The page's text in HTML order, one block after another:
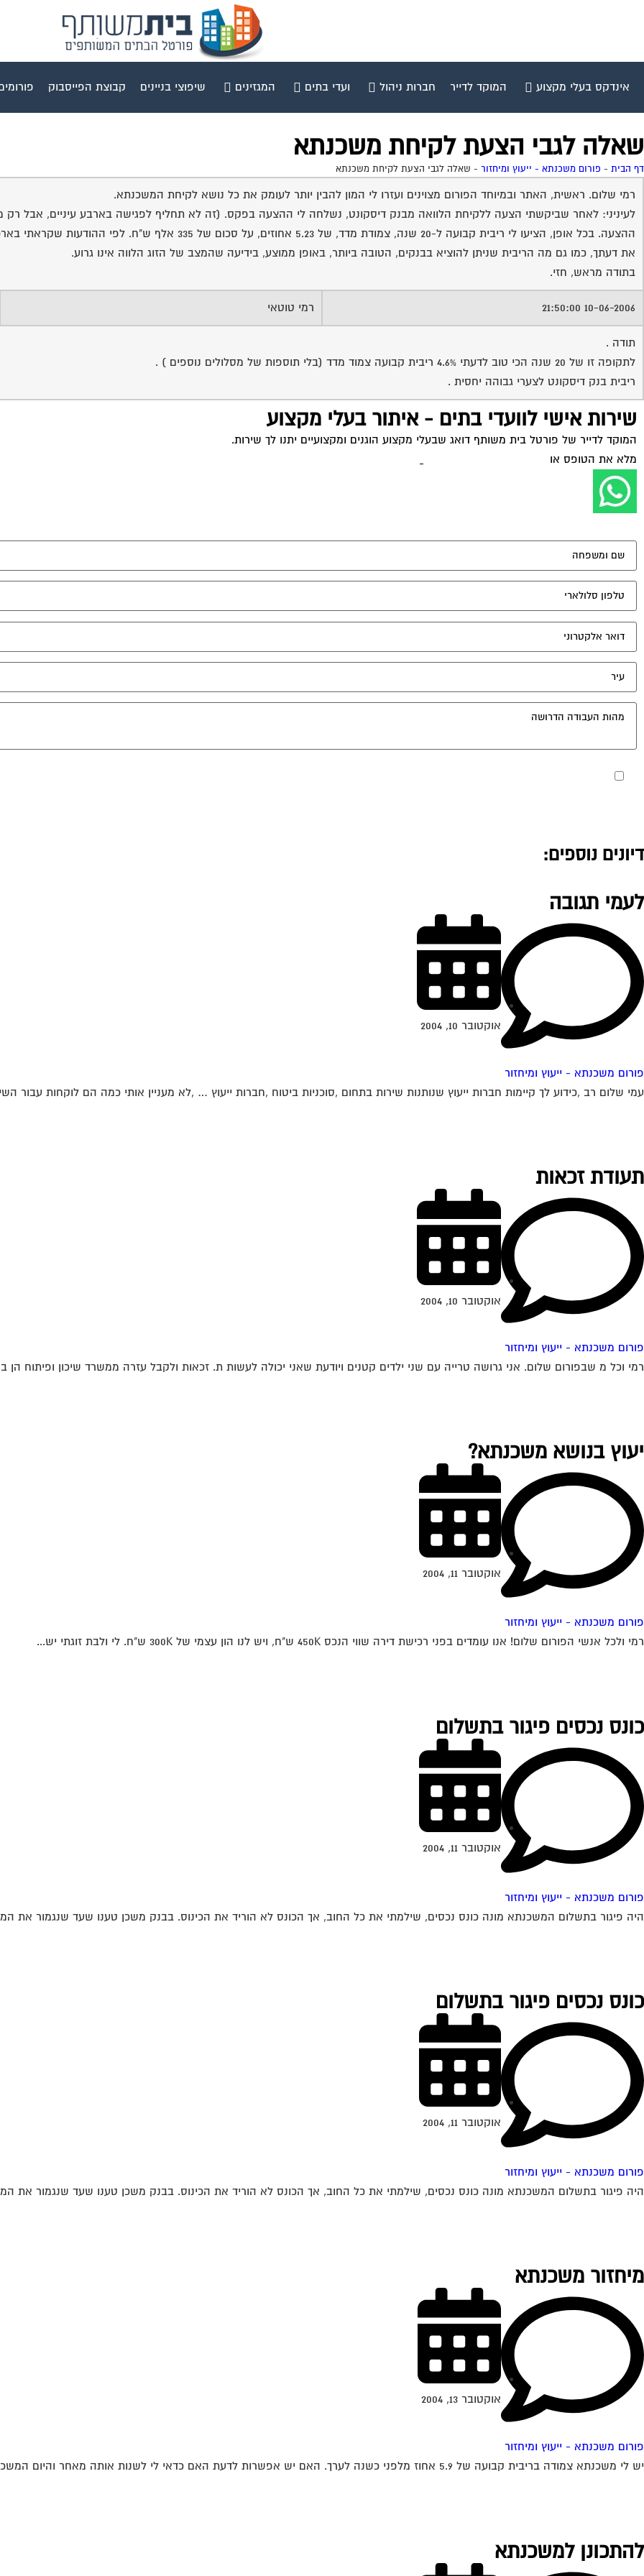
אינדקס בעלי מקצוע המוקד לדייר חברות ניהול ועדי בתים המגזינים שיפוצי בניינים קבוצת הפייסבוק
שאלה לגבי הצעת לקיחת משכנתא
דף הבית - פורום משכנתא - ייעוץ ומיחזור - שאלה לגבי הצעת לקיחת משכנתא
רמי שלום. ראשית, האתר ובמיוחד הפורום מצוינים ועזרו לי המון להבין יותר לעומק את כל נושא לקיחת המשכנתא.
לעיניני: לאחר שביקשתי הצעה ללקיחת הלוואה מבנק דיסקונט, נשלחה לי ההצעה בפקס. (זה לא תחליף לפגישה בארבע עיניים, אבל רק
ההצעה. בכל אופן, הציעו לי ריבית קבועה ל-20 שנה, צמודת מדד, של
את דעתך, כמו גם מה הריבית שניתן להוציא בבנקים, הטובה ביותר, באופן ממוצע, בידיעה שהמצב של הזוג הלווה אינו גרוע.
בתודה מראש, חזי.
10-06-2006 21:50:00 רמי טוטאי
תודה .
לתקופה זו של 20 שנה הכי טוב לדעתי 4.6% ריבית קבועה צמוד מדד (בלי תוספות של מסלולים נוספים ) .
ריבית בנק דיסקונט לצערי גבוהה יחסית .
שירות אישי לוועדי בתים - איתור בעלי מקצוע
המוקד לדייר של פורטל בית משותף דואג שבעלי מקצוע הוגנים ומקצועיים יתנו לך שירות.
מלא את הטופס או
דיונים נוספים:
לעמי תגובה
פורום משכנתא - ייעוץ ומיחזור
אוקטובר 10, 2004
עמי שלום רב ,כידוע לך קיימות חברות ייעוץ שנותנות שירות בתחום ,סוכניות ביטוח ,חברות ייעוץ … ,לא מעניין אותי כמה הם לוקחות עבור
תעודת זכאות
פורום משכנתא - ייעוץ ומיחזור
אוקטובר 10, 2004
רמי וכל מ שבפורום שלום. אני גרושה טרייה עם שני ילדים קטנים ויודעת שאני יכולה לעשות ת. זכאות ולקבל עזרה ממשרד שיכון ופיתוח הן
יעוץ בנושא משכנתא?
פורום משכנתא - ייעוץ ומיחזור
אוקטובר 11, 2004
רמי ולכל אנשי הפורום שלום! אנו עומדים בפני רכישת דירה שווי הנכס 450K ש"ח, ויש לנו הון עצמי של 300K ש"ח. לי ולבת זוגתי יש...
כונס נכסים פיגור בתשלום
פורום משכנתא - ייעוץ ומיחזור
אוקטובר 11, 2004
היה פיגור בתשלום המשכנתא מונה כונס נכסים, שילמתי את כל החוב, אך הכונס לא הוריד את הכינוס. בבנק משכן טענו שעד שנגמור את
כונס נכסים פיגור בתשלום
פורום משכנתא - ייעוץ ומיחזור
אוקטובר 11, 2004
היה פיגור בתשלום המשכנתא מונה כונס נכסים, שילמתי את כל החוב, אך הכונס לא הוריד את הכינוס. בבנק משכן טענו שעד שנגמור את
מיחזור משכנתא
פורום משכנתא - ייעוץ ומיחזור
אוקטובר 13, 2004
יש לי משכנתא צמודה בריבית קבועה של 5.9 אחוז מלפני כשנה לערך. האם יש אפשרות לדעת האם כדאי לי לשנות אותה מאחר והיום המשכנתאות זולות...
להתכונן למשכנתא